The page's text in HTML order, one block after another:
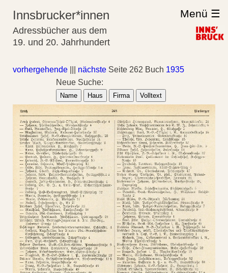
Innsbrucker*innen
Adressbücher aus dem
19. und 20. Jahrhundert
Menü ☰
vorhergehende nächste Seite 262 Buch 1935
Neue Suche:
Name Haus Firma Volltext